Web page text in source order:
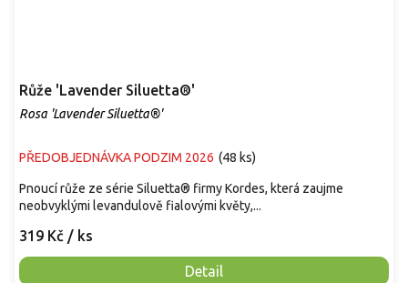
Růže 'Lavender Siluetta®'
Rosa 'Lavender Siluetta®'
PŘEDOBJEDNÁVKA PODZIM 2026 (48 ks)
319 Kč / ks
Detail
Pnoucí růže ze série Siluetta® firmy Kordes, která zaujme
neobvyklými levandulově fialovými květy,...